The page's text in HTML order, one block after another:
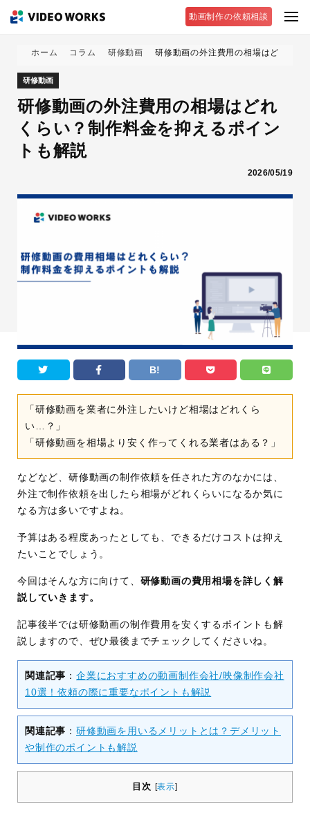
動画制作の依頼相談
ホーム コラム 研修動画 研修動画の外注費用の相場はどれく
研修動画
研修動画の外注費用の相場はどれ
くらい？制作料金を抑えるポイン
トも解説
2026/05/19
B!
「研修動画を業者に外注したいけど相場はどれくら
い…？」
「研修動画を相場より安く作ってくれる業者はある？」
などなど、研修動画の制作依頼を任された方のなかには、
外注で制作依頼を出したら相場がどれくらいになるか気に
なる方は多いですよね。
予算はある程度あったとしても、できるだけコストは抑え
たいことでしょう。
今回はそんな方に向けて、 研修動画の費用相場を詳しく解
説していきます。
記事後半では研修動画の制作費用を安くするポイントも解
説しますので、ぜひ最後までチェックしてくださいね。
関連記事 ：企業におすすめの動画制作会社/映像制作会社
10選！依頼の際に重要なポイントも解説
関連記事 ：研修動画を用いるメリットとは？デメリット
や制作のポイントも解説
目次 [表示]